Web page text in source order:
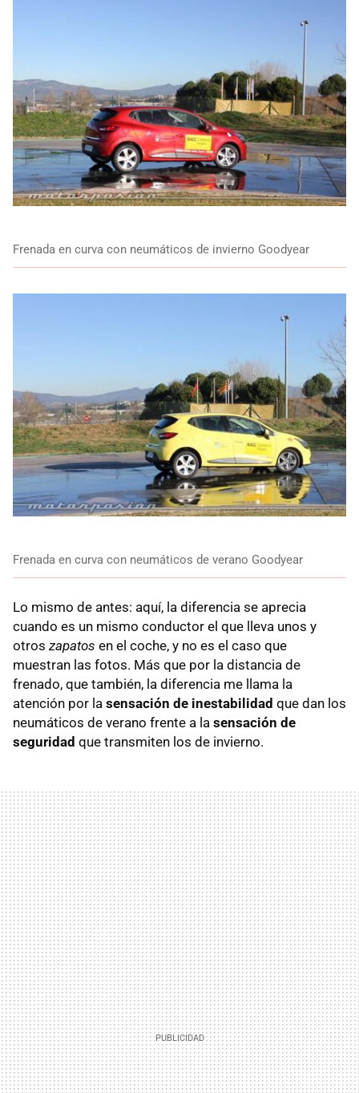
Frenada en curva con neumáticos de invierno Goodyear
Frenada en curva con neumáticos de verano Goodyear
Lo mismo de antes: aquí, la diferencia se aprecia
cuando es un mismo conductor el que lleva unos y
otros zapatos en el coche, y no es el caso que
muestran las fotos. Más que por la distancia de
frenado, que también, la diferencia me llama la
atención por la sensación de inestabilidad que dan los
neumáticos de verano frente a la sensación de
seguridad que transmiten los de invierno.